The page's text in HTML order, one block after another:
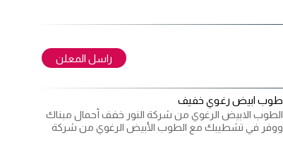
راسل المعلن
طوب ابيض رغوي خفيف
الطوب الابيض الرغوي من شركة النور خفف أحمال مبناك
ووفر في تشطيبك مع الطوب الأبيض الرغوي من شركة